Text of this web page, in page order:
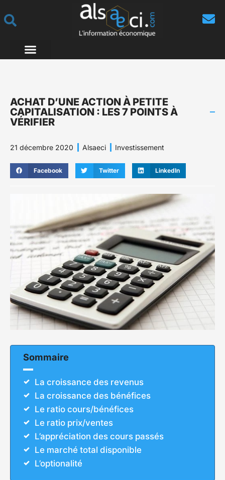
ACHAT D’UNE ACTION À PETITE
CAPITALISATION : LES 7 POINTS À
VÉRIFIER
21 décembre 2020 Alsaeci Investissement
Facebook Twitter LinkedIn
Sommaire
La croissance des revenus
La croissance des bénéfices
Le ratio cours/bénéfices
Le ratio prix/ventes
L’appréciation des cours passés
Le marché total disponible
L’optionalité